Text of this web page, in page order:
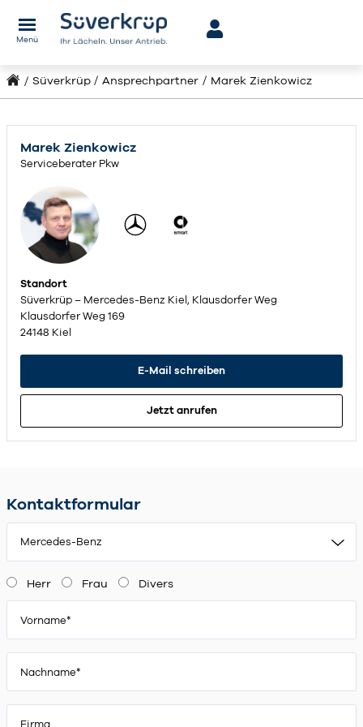
Menü
Süverkrüp Ansprechpartner Marek Zienkowicz
Marek Zienkowicz
Serviceberater Pkw
Standort
Süverkrüp – Mercedes-Benz Kiel, Klausdorfer Weg
Klausdorfer Weg 169
24148 Kiel
E-Mail schreiben
Jetzt anrufen
Kontaktformular
Mercedes-Benz
Herr Frau Divers